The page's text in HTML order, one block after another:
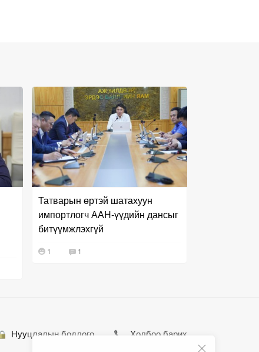
Татварын өртэй шатахуун
импортлогч ААН-үүдийн дансыг
битүүмжлэхгүй
1 1
Нууцлалын бодлого Холбоо барих